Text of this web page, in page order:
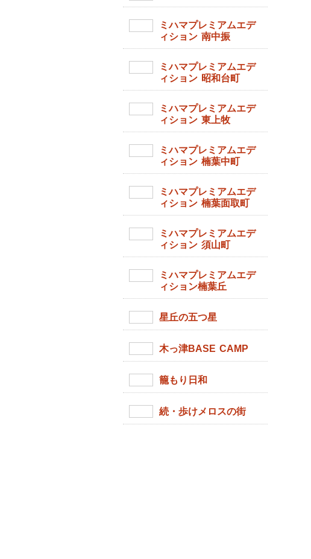
ミハマプレミアムエデ
ィション 南中振
ミハマプレミアムエデ
ィション 昭和台町
ミハマプレミアムエデ
ィション 東上牧
ミハマプレミアムエデ
ィション 楠葉中町
ミハマプレミアムエデ
ィション 楠葉面取町
ミハマプレミアムエデ
ィション 須山町
ミハマプレミアムエデ
ィション楠葉丘
星丘の五つ星
木っ津BASE CAMP
籠もり日和
続・歩けメロスの街